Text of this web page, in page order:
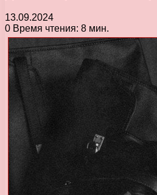
13.09.2024
0 Время чтения: 8 мин.